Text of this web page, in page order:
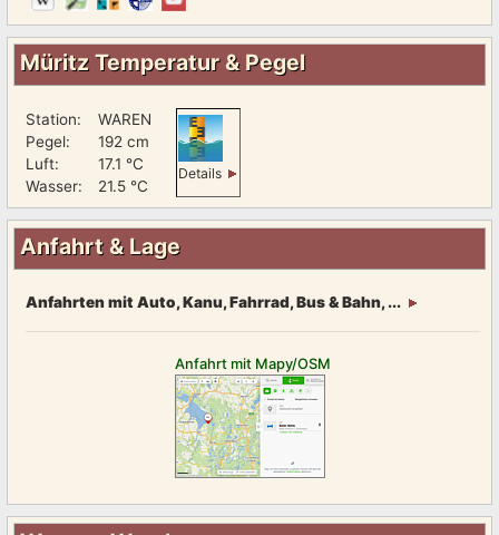
Müritz Temperatur & Pegel
Station:
WAREN
Pegel:
192 cm
Luft:
17.1 °C
Wasser:
21.5 °C
Details
Anfahrt & Lage
Anfahrten mit Auto, Kanu, Fahrrad, Bus & Bahn, ...
Anfahrt mit Mapy/OSM